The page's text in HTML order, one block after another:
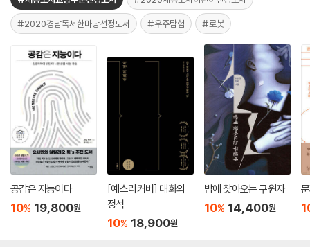
#2020경남독서한마당선정도서 #우주탐험 #로봇
공감은 지능이다
10% 19,800원
[예스리커버] 대화의
정석
10% 18,900원
밤에 찾아오는 구원자
10% 14,400원